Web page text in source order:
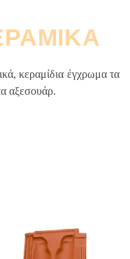
κεραμίδια έγχρωμα τα
αξεσουάρ.